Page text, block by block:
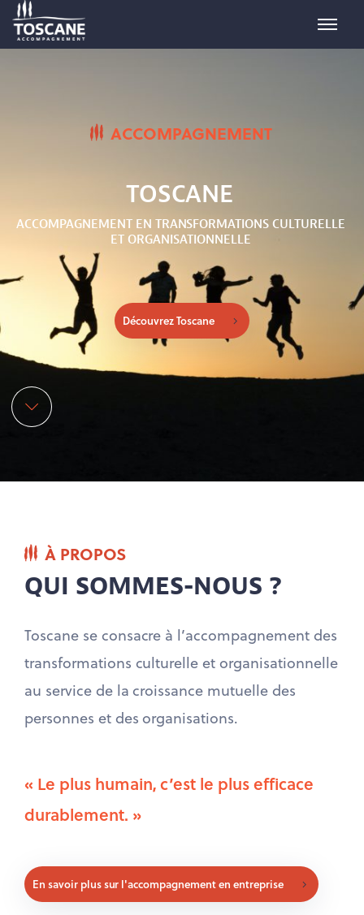
ACCOMPAGNEMENT
TOSCANE
ACCOMPAGNEMENT EN TRANSFORMATIONS CULTURELLE
ET ORGANISATIONNELLE
Découvrez Toscane
À PROPOS
QUI SOMMES-NOUS ?
Toscane se consacre à l’accompagnement des
transformations culturelle et organisationnelle
au service de la croissance mutuelle des
personnes et des organisations.
« Le plus humain, c’est le plus efficace
durablement. »
En savoir plus sur l'accompagnement en entreprise